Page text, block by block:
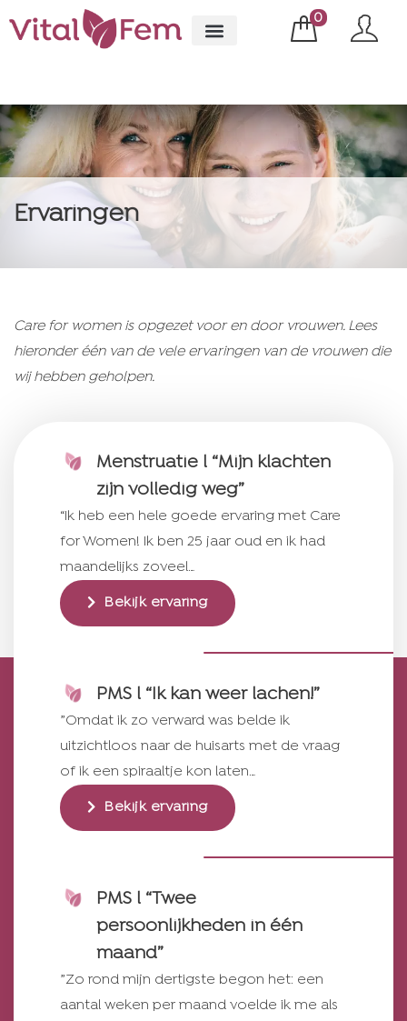
0
Ervaringen
Care for women is opgezet voor en door vrouwen. Lees
hieronder één van de vele ervaringen van de vrouwen die
wij hebben geholpen.
Menstruatie l “Mijn klachten
zijn volledig weg”
“Ik heb een hele goede ervaring met Care
for Women! Ik ben 25 jaar oud en ik had
maandelijks zoveel…
Bekijk ervaring
PMS l “Ik kan weer lachen!”
”Omdat ik zo verward was belde ik
uitzichtloos naar de huisarts met de vraag
of ik een spiraaltje kon laten…
Bekijk ervaring
PMS l “Twee
persoonlijkheden in één
maand”
”Zo rond mijn dertigste begon het: een
aantal weken per maand voelde ik me als